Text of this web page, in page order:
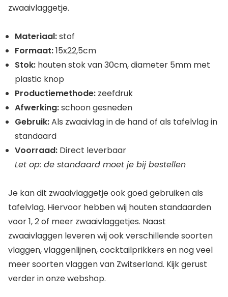
zwaaivlaggetje.
Materiaal:stof
Formaat:15x22,5cm
Stok: houten stok van 30cm, diameter 5mm met
plastic knop
Productiemethode: zeefdruk
Afwerking:schoon gesneden
Gebruik:Als zwaaivlag in de hand of als tafelvlag in
standaard
Voorraad: Direct leverbaar
Let op: de standaard moet je bij bestellen
Je kan dit zwaaivlaggetje ook goed gebruiken als
tafelvlag. Hiervoor hebben wij houten standaarden
voor 1, 2 of meer zwaaivlaggetjes. Naast
zwaaivlaggen leveren wij ook verschillende soorten
vlaggen, vlaggenlijnen, cocktailprikkers en nog veel
meer soorten vlaggen van Zwitserland. Kijk gerust
verder in onze webshop.